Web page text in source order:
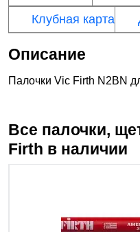
Клубная карта
Описание
Палочки Vic Firth N2BN
Все палочки,
Firth в наличии